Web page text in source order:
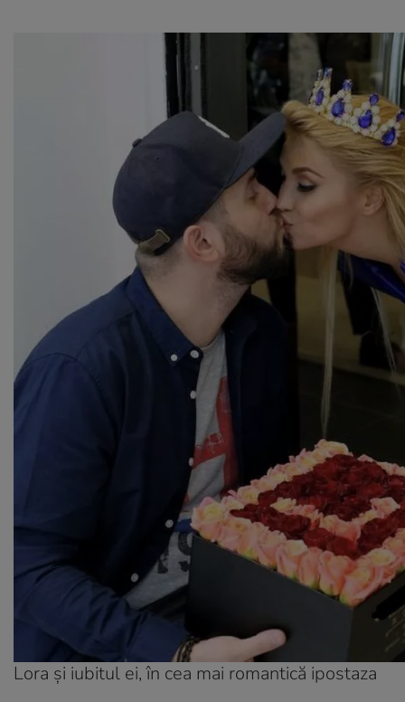
Lora și iubitul ei, în cea mai romantică ipostaza